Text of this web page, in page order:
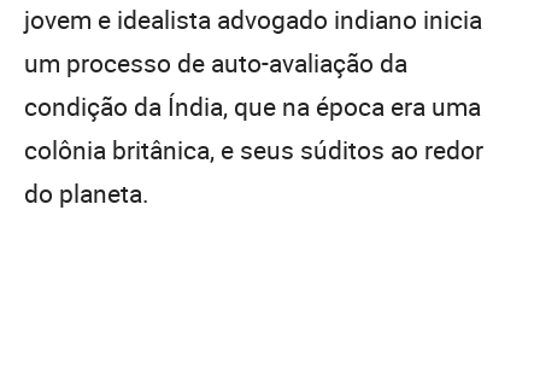
jovem e idealista advogado indiano inicia
um processo de auto-avaliação da
condição da Índia, que na época era uma
colônia britânica, e seus súditos ao redor
do planeta.